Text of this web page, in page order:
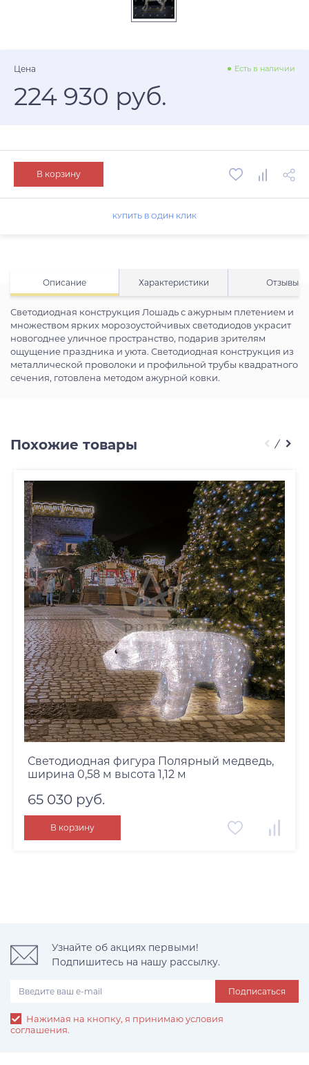
Описание Характеристики Отзывы
Светодиодная конструкция Лошадь с ажурным плетением и
множеством ярких морозоустойчивых светодиодов украсит
новогоднее уличное пространство, подарив зрителям
ощущение праздника и уюта. Светодиодная конструкция из
металлической проволоки и профильной трубы квадратного
сечения, готовлена методом ажурной ковки.
Цена Есть в наличии
224 930 руб.
В корзину
КУПИТЬ В ОДИН КЛИК
Похожие товары
Светодиодная фигура Полярный медведь,
ширина 0,58 м высота 1,12 м
65 030 руб.
В корзину
Узнайте об акциях первыми!
Подпишитесь на нашу рассылку.
Подписаться
Нажимая на кнопку, я принимаю условия
соглашения.